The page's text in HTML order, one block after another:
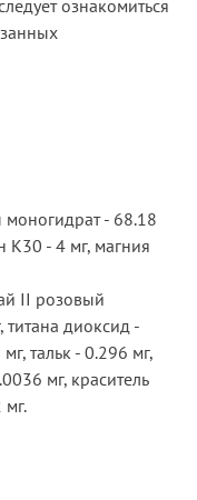
ознакомиться
моногидрат - 68.18
К30 - 4 мг, магния
II розовый
диоксид -
тальк - 0.296 мг,
мг, краситель